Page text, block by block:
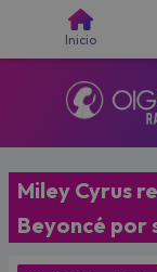
Inicio
Miley Cyrus
Beyoncé por